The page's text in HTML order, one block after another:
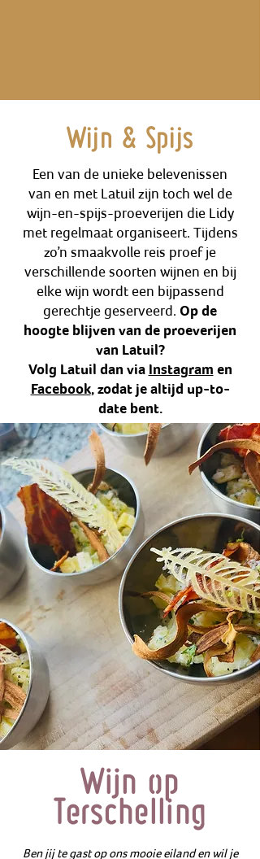
Wijn & Spijs
Een van de unieke belevenissen
van en met Latuil zijn toch wel de
wijn-en-spijs-proeverijen die Lidy
met regelmaat organiseert. Tijdens
zo’n smaakvolle reis proef je
verschillende soorten wijnen en bij
elke wijn wordt een bijpassend
gerechtje geserveerd. Op de
hoogte blijven van de proeverijen
van Latuil?
Volg Latuil dan via Instagram en
Facebook, zodat je altijd up-to-
date bent.
Wijn op
Terschelling
Ben jij te gast op ons mooie eiland en wil je